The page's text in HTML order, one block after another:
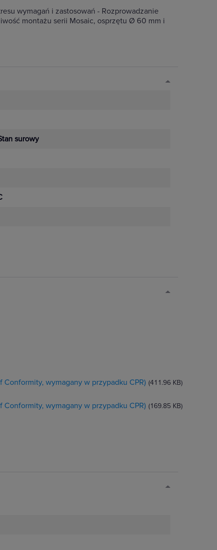
wymagań i zastosowań - Rozprowadzanie
montażu serii Mosaic, osprzętu Ø 60 mm i
surowy
Conformity, wymagany w przypadku CPR) (411.96 KB)
Conformity, wymagany w przypadku CPR) (169.85 KB)